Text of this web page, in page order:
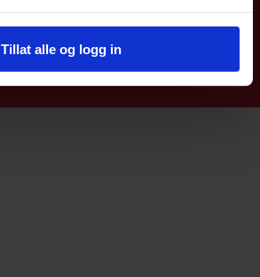
Tillat alle og logg in